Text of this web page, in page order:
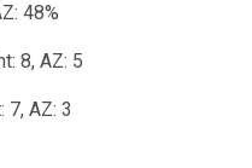
48%
8, AZ: 5
7, AZ: 3